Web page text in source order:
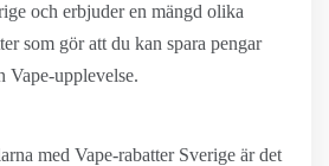
och erbjuder en mängd olika
som gör att du kan spara pengar
Vape-upplevelse.
med Vape-rabatter Sverige är det